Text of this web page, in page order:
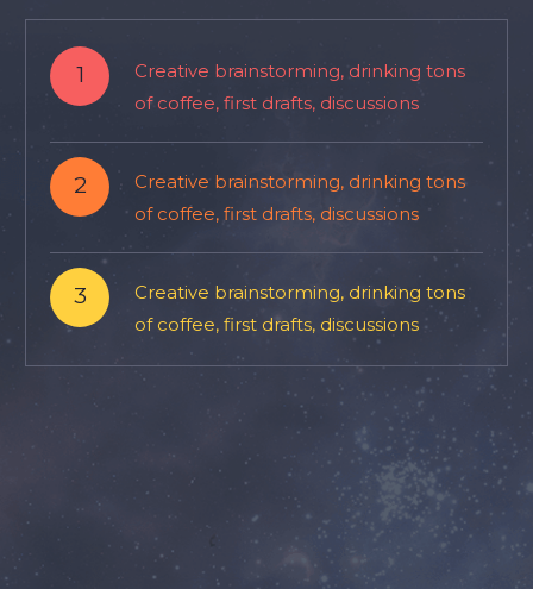
1
Creative brainstorming, drinking tons
of coffee, first drafts, discussions
2
Creative brainstorming, drinking tons
of coffee, first drafts, discussions
3
Creative brainstorming, drinking tons
of coffee, first drafts, discussions